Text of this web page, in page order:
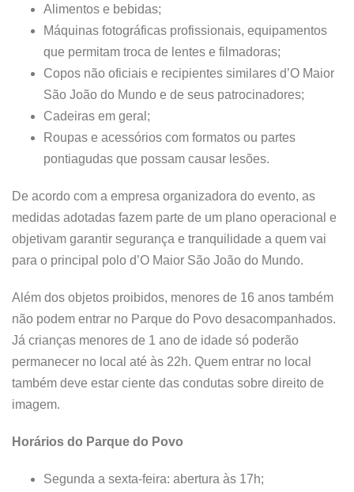
Alimentos e bebidas;
Máquinas fotográficas profissionais, equipamentos
que permitam troca de lentes e filmadoras;
Copos não oficiais e recipientes similares d’O Maior
São João do Mundo e de seus patrocinadores;
Cadeiras em geral;
Roupas e acessórios com formatos ou partes
pontiagudas que possam causar lesões.
De acordo com a empresa organizadora do evento, as
medidas adotadas fazem parte de um plano operacional e
objetivam garantir segurança e tranquilidade a quem vai
para o principal polo d’O Maior São João do Mundo.
Além dos objetos proibidos, menores de 16 anos também
não podem entrar no Parque do Povo desacompanhados.
Já crianças menores de 1 ano de idade só poderão
permanecer no local até às 22h. Quem entrar no local
também deve estar ciente das condutas sobre direito de
imagem.
Horários do Parque do Povo
Segunda a sexta-feira: abertura às 17h;